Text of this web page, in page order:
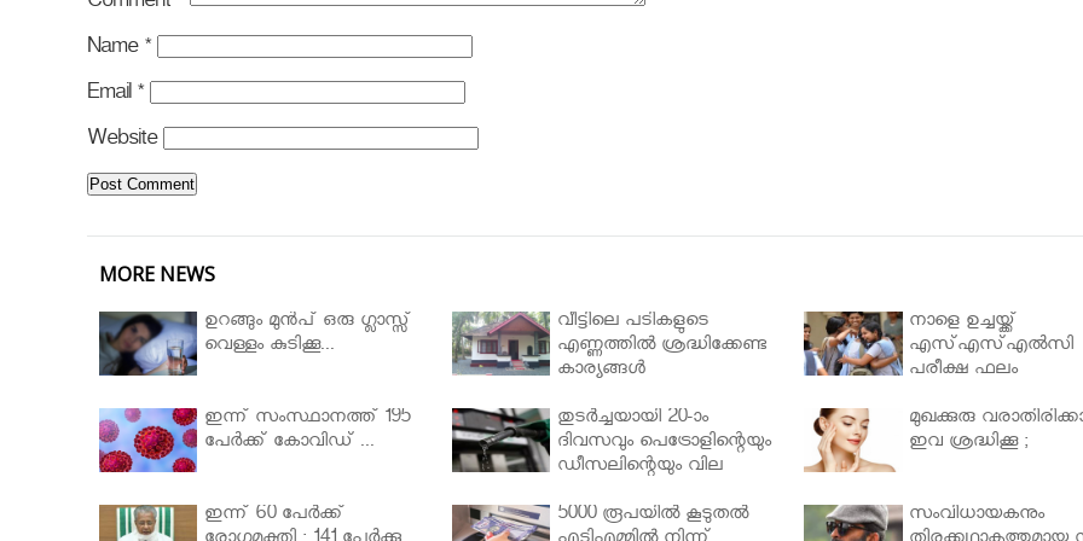
Name *
Email *
Website
MORE NEWS
ഉറങ്ങും മുന്‍പ് ഒരു ഗ്ലാസ്സ്
വെള്ളം കുടിക്കൂ...
വീട്ടിലെ പടികളുടെ
എണ്ണത്തിൽ ശ്രദ്ധിക്കേണ്ട
കാര്യങ്ങൾ
നാളെ ഉച്ചയ്ക്ക്
എസ്എസ്എല്‍സി
പരീക്ഷ ഫലം
ഇന്ന് സംസ്ഥാനത്ത് 195
പേര്‍ക്ക് കോവിഡ് ...
തുടർച്ചയായി 20-ാം
ദിവസവും പെട്രോളിന്റെയും
ഡീസലിന്റെയും വില
മുഖക്കുരു
ഇവ ശ്രദ്ധിക്കൂ ;
ഇന്ന് 60 പേർക്ക്
5000 രൂപയിൽ കൂടുതൽ
സംവിധായകനും